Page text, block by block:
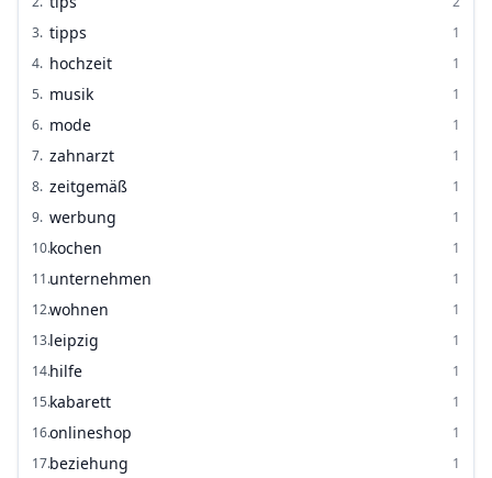
3. tipps
1
4. hochzeit
1
5. musik
1
6. mode
1
7. zahnarzt
1
8. zeitgemäß
1
9. werbung
1
10.kochen
1
11.unternehmen
1
12.wohnen
1
13.leipzig
1
14.hilfe
1
15.kabarett
1
16.onlineshop
1
17.beziehung
1